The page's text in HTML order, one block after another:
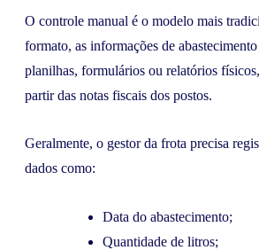
O controle manual é o modelo mais
formato, as informações de
planilhas, formulários ou relatórios
partir das notas fiscais dos postos.
Geralmente, o gestor da frota precisa
dados como:
Data do abastecimento;
Quantidade de litros;